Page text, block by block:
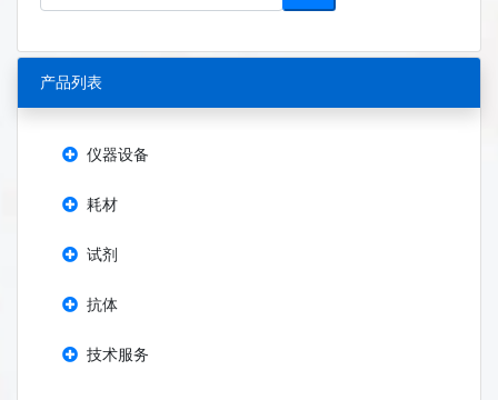
产品列表
仪器设备
耗材
试剂
抗体
技术服务